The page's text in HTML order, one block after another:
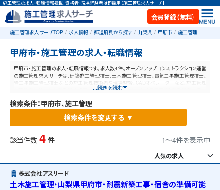
施工管理の求人・転職情報掲載。資格者・現場経験者は即採用【施工管理求人サーチ】
会員登録（無料）
施工管理求人サーチTOP 求人情報 都道府県から探す 山梨県 甲府市 施工管理
甲府市・施工管理の求人・転職情報
甲府市・施工管理の求人・転職情報です。求人数4件。オープンアップコンストラクション運営
の施工管理求人サーチは、建築施工管理技士、土木施工管理技士、電気工事施工管理技士、
管工事施工管理技士などの施工管理技術者や現場監督、CADオペレーターなど、施工管理
と建設業に特化した業界最大規模の求人ポータルサイトです。【毎日更新】業界最高水準の
...続きを読む
検索条件：甲府市、施工管理
検索条件を変更する ▼
該当件数 4 件 1〜4件を表示中
株式会社アスリード
土木施工管理・山梨県甲府市・耐震新築工事・宿舎の準備可能